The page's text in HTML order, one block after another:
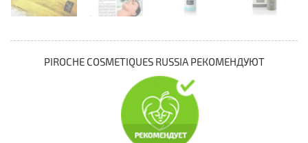
PIROCHE COSMETIQUES RUSSIA РЕКОМЕНДУЮТ